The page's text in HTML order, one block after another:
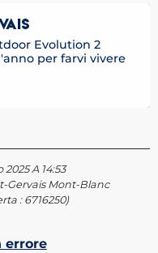
Evolution 2
per farvi vivere
A 14:53
Gervais Mont-Blanc
: 6716250)
errore